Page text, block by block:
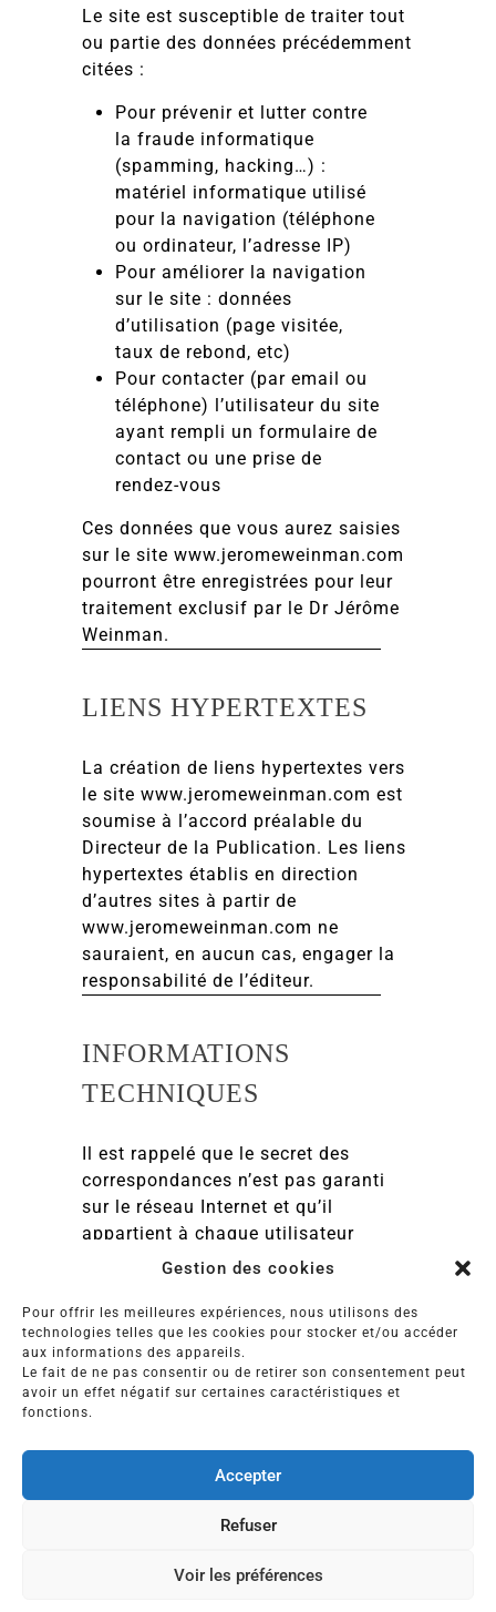
Gestion des cookies
Pour offrir les meilleures expériences, nous utilisons des
technologies telles que les cookies pour stocker et/ou accéder
aux informations des appareils.
Le fait de ne pas consentir ou de retirer son consentement peut
avoir un effet négatif sur certaines caractéristiques et
fonctions.
Accepter
Refuser
Voir les préférences
Le site est susceptible de traiter tout
ou partie des données précédemment
citées :
Pour prévenir et lutter contre
la fraude informatique
(spamming, hacking…) :
matériel informatique utilisé
pour la navigation (téléphone
ou ordinateur, l’adresse IP)
Pour améliorer la navigation
sur le site : données
d’utilisation (page visitée,
taux de rebond, etc)
Pour contacter (par email ou
téléphone) l’utilisateur du site
ayant rempli un formulaire de
contact ou une prise de
rendez-vous
Ces données que vous aurez saisies
sur le site www.jeromeweinman.com
pourront être enregistrées pour leur
traitement exclusif par le Dr Jérôme
Weinman.
LIENS HYPERTEXTES
La création de liens hypertextes vers
le site www.jeromeweinman.com est
soumise à l’accord préalable du
Directeur de la Publication. Les liens
hypertextes établis en direction
d’autres sites à partir de
www.jeromeweinman.com ne
sauraient, en aucun cas, engager la
responsabilité de l’éditeur.
INFORMATIONS
TECHNIQUES
Il est rappelé que le secret des
correspondances n’est pas garanti
sur le réseau Internet et qu’il
appartient à chaque utilisateur
d’Internet de prendre toutes les
protéger ses propres données et/ou
logiciels de la contamination
d’éventuels virus circulant sur
Internet.